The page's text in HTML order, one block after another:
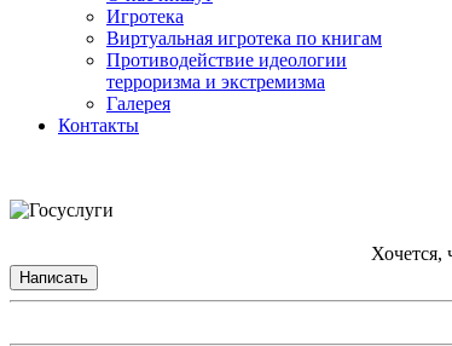
Игротека
Виртуальная игротека по книгам
Противодействие идеологии
терроризма и экстремизма
Галерея
Контакты
Хочется,
Написать